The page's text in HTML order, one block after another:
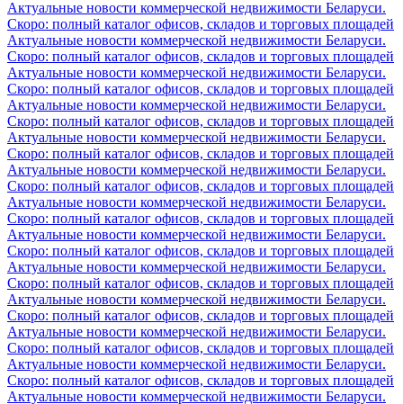
Актуальные новости коммерческой недвижимости Беларуси.
Скоро: полный каталог офисов, складов и торговых площадей
Актуальные новости коммерческой недвижимости Беларуси.
Скоро: полный каталог офисов, складов и торговых площадей
Актуальные новости коммерческой недвижимости Беларуси.
Скоро: полный каталог офисов, складов и торговых площадей
Актуальные новости коммерческой недвижимости Беларуси.
Скоро: полный каталог офисов, складов и торговых площадей
Актуальные новости коммерческой недвижимости Беларуси.
Скоро: полный каталог офисов, складов и торговых площадей
Актуальные новости коммерческой недвижимости Беларуси.
Скоро: полный каталог офисов, складов и торговых площадей
Актуальные новости коммерческой недвижимости Беларуси.
Скоро: полный каталог офисов, складов и торговых площадей
Актуальные новости коммерческой недвижимости Беларуси.
Скоро: полный каталог офисов, складов и торговых площадей
Актуальные новости коммерческой недвижимости Беларуси.
Скоро: полный каталог офисов, складов и торговых площадей
Актуальные новости коммерческой недвижимости Беларуси.
Скоро: полный каталог офисов, складов и торговых площадей
Актуальные новости коммерческой недвижимости Беларуси.
Скоро: полный каталог офисов, складов и торговых площадей
Актуальные новости коммерческой недвижимости Беларуси.
Скоро: полный каталог офисов, складов и торговых площадей
Актуальные новости коммерческой недвижимости Беларуси.